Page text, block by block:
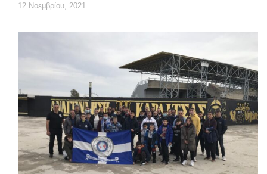
12 Νοεμβρίου, 2021